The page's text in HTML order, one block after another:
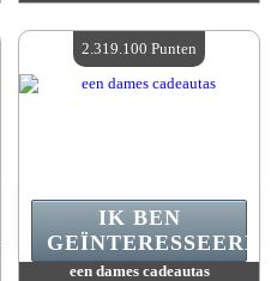
Beschikbare hoeveelheid :4
een dames cadeautas
IK BEN
GEÏNTERESSEERD.
2.319.100 Punten